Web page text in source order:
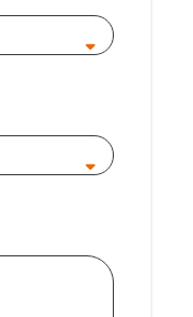
Voyages
voyage.